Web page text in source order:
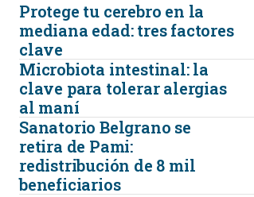
Protege tu cerebro en la
mediana edad: tres factores
clave
Microbiota intestinal: la
clave para tolerar alergias
al maní
Sanatorio Belgrano se
retira de Pami:
redistribución de 8 mil
beneficiarios